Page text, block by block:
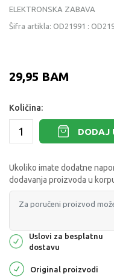
ELEKTRONSKA ZABAVA
Šifra artikla: OD21991 :
29,95 BAM
Količina:
DODAJ
Ukoliko imate dodatne
dodavanja proizvoda u
Uslovi za besplatnu
dostavu
Original proizvodi